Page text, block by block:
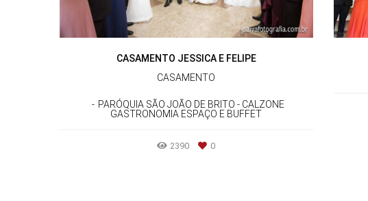
CASAMENTO JESSICA E FELIPE
CASAMENTO
PARÓQUIA SÃO JOÃO DE BRITO - CALZONE
GASTRONOMIA ESPAÇO E BUFFET
2390 0